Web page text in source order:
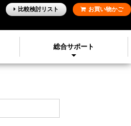
総合サポート
比較検討リスト お買い物かご